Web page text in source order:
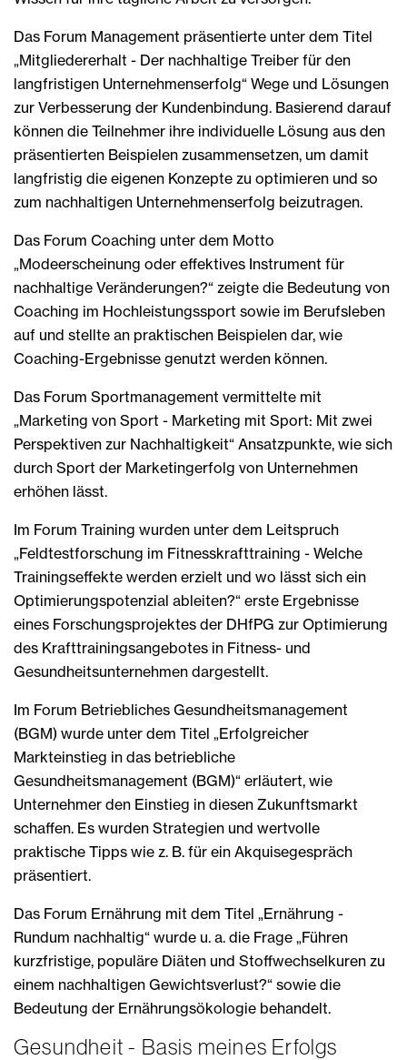
Das Forum Management präsentierte unter dem Titel
„Mitgliedererhalt - Der nachhaltige Treiber für den
langfristigen Unternehmenserfolg“ Wege und Lösungen
zur Verbesserung der Kundenbindung. Basierend darauf
können die Teilnehmer ihre individuelle Lösung aus den
präsentierten Beispielen zusammensetzen, um damit
langfristig die eigenen Konzepte zu optimieren und so
zum nachhaltigen Unternehmenserfolg beizutragen.
Das Forum Coaching unter dem Motto
„Modeerscheinung oder effektives Instrument für
nachhaltige Veränderungen?“ zeigte die Bedeutung von
Coaching im Hochleistungssport sowie im Berufsleben
auf und stellte an praktischen Beispielen dar, wie
Coaching-Ergebnisse genutzt werden können.
Das Forum Sportmanagement vermittelte mit
„Marketing von Sport - Marketing mit Sport: Mit zwei
Perspektiven zur Nachhaltigkeit“ Ansatzpunkte, wie sich
durch Sport der Marketingerfolg von Unternehmen
erhöhen lässt.
Im Forum Training wurden unter dem Leitspruch
„Feldtestforschung im Fitnesskrafttraining - Welche
Trainingseffekte werden erzielt und wo lässt sich ein
Optimierungspotenzial ableiten?“ erste Ergebnisse
eines Forschungsprojektes der DHfPG zur Optimierung
des Krafttrainingsangebotes in Fitness- und
Gesundheitsunternehmen dargestellt.
Im Forum Betriebliches Gesundheitsmanagement
(BGM) wurde unter dem Titel „Erfolgreicher
Markteinstieg in das betriebliche
Gesundheitsmanagement (BGM)“ erläutert, wie
Unternehmer den Einstieg in diesen Zukunftsmarkt
schaffen. Es wurden Strategien und wertvolle
praktische Tipps wie z. B. für ein Akquisegespräch
präsentiert.
Das Forum Ernährung mit dem Titel „Ernährung -
Rundum nachhaltig“ wurde u. a. die Frage „Führen
kurzfristige, populäre Diäten und Stoffwechselkuren zu
einem nachhaltigen Gewichtsverlust?“ sowie die
Bedeutung der Ernährungsökologie behandelt.
Gesundheit - Basis meines Erfolgs